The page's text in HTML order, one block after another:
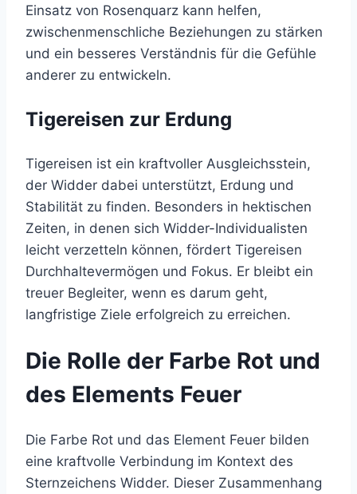
Einsatz von Rosenquarz kann helfen,
zwischenmenschliche Beziehungen zu stärken
und ein besseres Verständnis für die Gefühle
anderer zu entwickeln.
Tigereisen zur Erdung
Tigereisen ist ein kraftvoller Ausgleichsstein,
der Widder dabei unterstützt, Erdung und
Stabilität zu finden. Besonders in hektischen
Zeiten, in denen sich Widder-Individualisten
leicht verzetteln können, fördert Tigereisen
Durchhaltevermögen und Fokus. Er bleibt ein
treuer Begleiter, wenn es darum geht,
langfristige Ziele erfolgreich zu erreichen.
Die Rolle der Farbe Rot und
des Elements Feuer
Die Farbe Rot und das Element Feuer bilden
eine kraftvolle Verbindung im Kontext des
Sternzeichens Widder. Dieser Zusammenhang